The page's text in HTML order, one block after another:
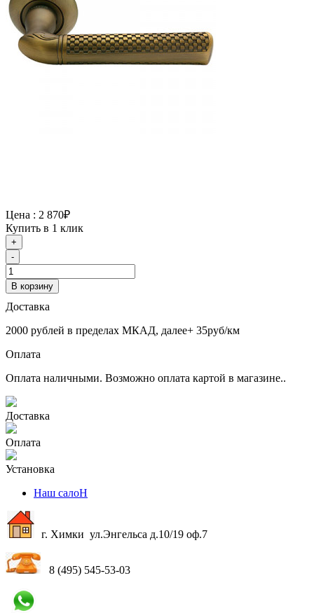
Цена : 2 870₽
Купить в 1 клик
+
-
В корзину
Доставка
2000 рублей в пределах МКАД, далее+ 35руб/км
Оплата
Оплата наличными. Возможно оплата картой в магазине..
Доставка
Оплата
Установка
Наш салоН
г. Химки ул.Энгельса д.10/19 оф.7
8 (495) 545-53-03